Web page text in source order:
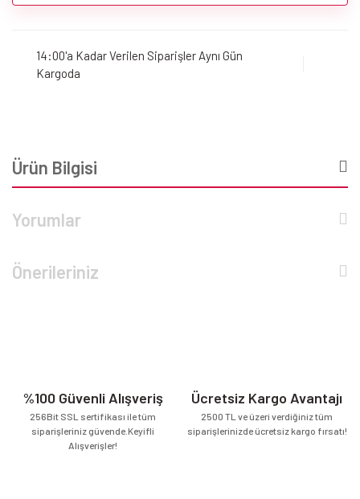
14:00'a Kadar Verilen Siparişler Aynı Gün
Kargoda
Ürün Bilgisi
Yorumlar
Önerileriniz
%100 Güvenli Alışveriş
256Bit SSL sertifikası ile tüm
siparişleriniz güvende.Keyifli
Alışverişler!
Ücretsiz Kargo Avantajı
2500 TL ve üzeri verdiğiniz tüm
siparişlerinizde ücretsiz kargo fırsatı!